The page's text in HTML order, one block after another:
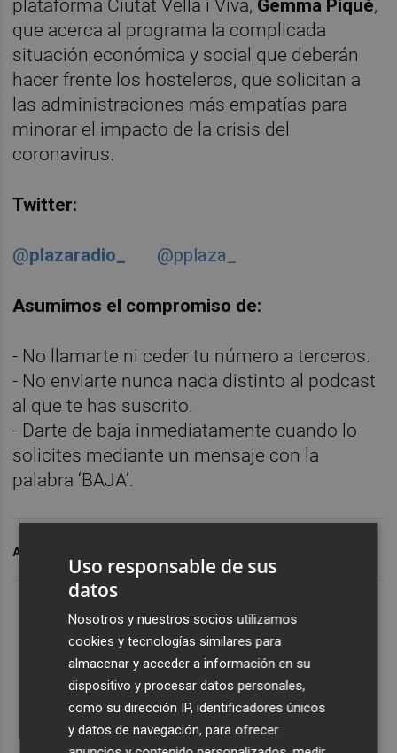
plataforma Ciutat Vella i Viva, Gemma Piqué,
que acerca al programa la complicada
situación económica y social que deberán
hacer frente los hosteleros, que solicitan a
las administraciones más empatías para
minorar el impacto de la crisis del
coronavirus.
Twitter:
@plazaradio_ @pplaza_
Asumimos el compromiso de:
- No llamarte ni ceder tu número a terceros.
- No enviarte nunca nada distinto al podcast
al que te has suscrito.
- Darte de baja inmediatamente cuando lo
solicites mediante un mensaje con la
palabra ‘BAJA’.
ARCHIVADO EN
Uso responsable de sus
datos
Nosotros y nuestros socios utilizamos
cookies y tecnologías similares para
almacenar y acceder a información en su
dispositivo y procesar datos personales,
como su dirección IP, identificadores únicos
y datos de navegación, para ofrecer